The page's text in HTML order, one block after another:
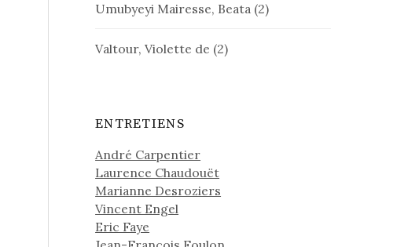
Umubyeyi Mairesse, Beata (2)
Valtour, Violette de (2)
ENTRETIENS
André Carpentier
Laurence Chaudouët
Marianne Desroziers
Vincent Engel
Eric Faye